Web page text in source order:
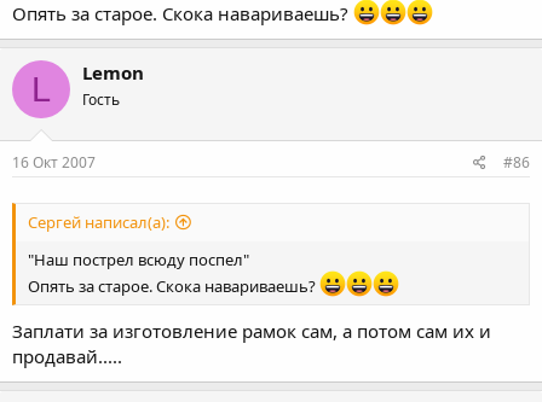
Опять за старое. Скока навариваешь?
L Lemon
Гость
16 Окт 2007 #86
Сергей написал(а):
"Наш пострел всюду поспел"
Опять за старое. Скока навариваешь?
Заплати за изготовление рамок сам, а потом сам их и
продавай.....